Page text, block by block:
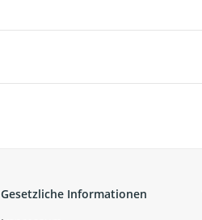
Gesetzliche Informationen